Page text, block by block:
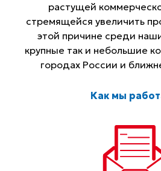
растущей
стремящейся увеличить
этой причине среди
крупные так и небольшие
городах России и
Как мы